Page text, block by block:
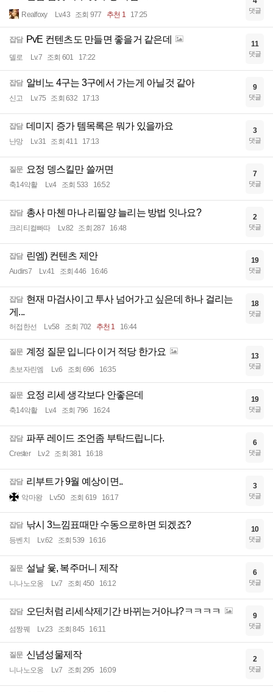
Realfoxy Lv.43 조회 977 추천 1 17:25 댓글
잡담 PvE 컨텐츠도 만들면 좋을거 같은데
델로 Lv.7 조회 601 17:22
11
댓글
잡담 알비노 4구는 3구에서 가는게 아닐것 같아
신고 Lv.75 조회 632 17:13
9
댓글
잡담 데미지 증가 템목록은 뭐가 있을까요
난망 Lv.31 조회 411 17:13
3
댓글
질문 요정 뎅스킬만 쓸꺼면
축14악활 Lv.4 조회 533 16:52
7
댓글
잡담 총사 마첸 마나 리필양 늘리는 방법 잇나요?
크리티컬빠따 Lv.82 조회 287 16:48
2
댓글
잡담 린엠) 컨텐츠 제안
Audirs7 Lv.41 조회 446 16:46
19
댓글
잡담 현재 마검사이고 투사 넘어가고 싶은데 하나 걸리는
게...
허접한선 Lv.58 조회 702 추천 1 16:44
18
댓글
질문 계정 질문 입니다 이거 적당 한가요
초보자린엠 Lv.6 조회 696 16:35
13
댓글
질문 요정 리세 생각보다 안좋은데
축14악활 Lv.4 조회 796 16:24
19
댓글
잡담 파푸 레이드 조언좀 부탁드립니다.
Crester Lv.2 조회 381 16:18
6
댓글
잡담 리부트가 9월 예상이면..
악마왕 Lv.50 조회 619 16:17
3
댓글
잡담 낚시 3느낌표때만 수동으로하면 되겠죠?
등벤치 Lv.62 조회 539 16:16
10
댓글
질문 설날 윷, 복주머니 제작
니나노오옹 Lv.7 조회 450 16:12
6
댓글
잡담 오딘처럼 리세삭제기간 바뀌는거아냐?ㅋㅋㅋㅋ
섬짱꿰 Lv.23 조회 845 16:11
9
댓글
질문 신념성물제작
니나노오옹 Lv.7 조회 295 16:09
2
댓글